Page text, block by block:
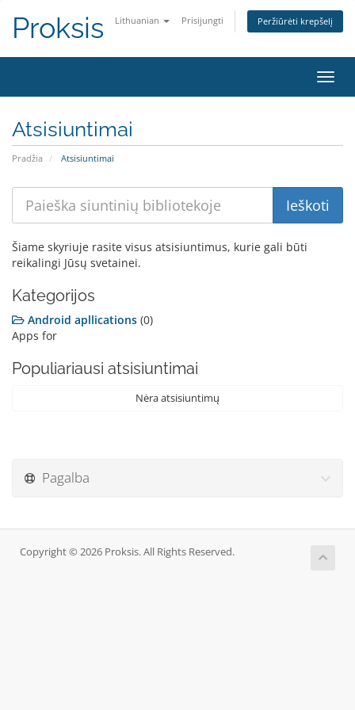
Lithuanian Prisijungti Peržiūrėti krepšelį
Proksis
Atsisiuntimai
Pradžia Atsisiuntimai
Šiame skyriuje rasite visus atsisiuntimus, kurie gali būti
reikalingi Jūsų svetainei.
Kategorijos
Android apllications (0)
Apps for
Populiariausi atsisiuntimai
Nėra atsisiuntimų
Pagalba
Copyright © 2026 Proksis. All Rights Reserved.